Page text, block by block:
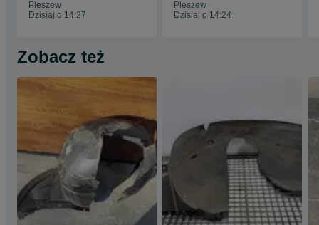
Pleszew
Dzisiaj o 14:27
Pleszew
Dzisiaj o 14:24
Zobacz też